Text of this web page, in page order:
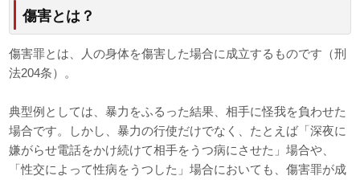
傷害とは？
傷害罪とは、人の身体を傷害した場合に成立するものです（刑
法204条）。
典型例としては、暴力をふるった結果、相手に怪我を負わせた
場合です。しかし、暴力の行使だけでなく、たとえば「深夜に
嫌がらせ電話をかけ続けて相手をうつ病にさせた」場合や、
「性交によって性病をうつした」場合においても、傷害罪が成